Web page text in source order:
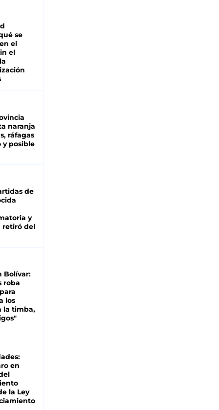
se
el
el
naranja
ráfagas
y posible
de
y
retiró del
Bolívar:
roba
los
la timba,
en
la Ley